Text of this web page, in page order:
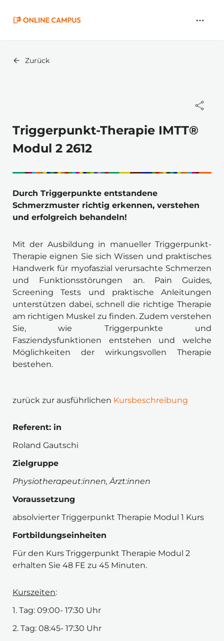
Zurück
Triggerpunkt-Therapie IMTT®
Modul 2 2612
Durch Triggerpunkte entstandene
Schmerzmuster richtig erkennen, verstehen
und erfolgreich behandeln!
Mit der Ausbildung in manueller Triggerpunkt-
Therapie eignen Sie sich Wissen und praktisches
Handwerk für myofaszial verursachte Schmerzen
und Funktionsstörungen an. Pain Guides,
Screening Tests und praktische Anleitungen
unterstützen dabei, schnell die richtige Therapie
am richtigen Muskel zu finden. Zudem verstehen
Sie, wie Triggerpunkte und
Fasziendysfunktionen entstehen und welche
Möglichkeiten der wirkungsvollen Therapie
bestehen.
zurück zur ausführlichen Kursbeschreibung
Referent: in
Roland Gautschi
Zielgruppe
Physiotherapeut:innen, Ärzt:innen
Voraussetzung
absolvierter Triggerpunkt Therapie Modul 1 Kurs
Fortbildungseinheiten
Für den Kurs Triggerpunkt Therapie Modul 2
erhalten Sie 48 FE zu 45 Minuten.
Kurszeiten:
1. Tag: 09:00- 17:30 Uhr
2. Tag: 08:45- 17:30 Uhr